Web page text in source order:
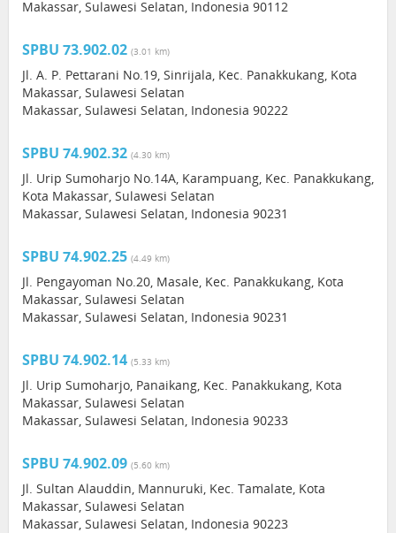
Makassar, Sulawesi Selatan, Indonesia 90112
SPBU 73.902.02 (3.01 km)
Jl. A. P. Pettarani No.19, Sinrijala, Kec. Panakkukang, Kota
Makassar, Sulawesi Selatan
Makassar, Sulawesi Selatan, Indonesia 90222
SPBU 74.902.32 (4.30 km)
Jl. Urip Sumoharjo No.14A, Karampuang, Kec. Panakkukang,
Kota Makassar, Sulawesi Selatan
Makassar, Sulawesi Selatan, Indonesia 90231
SPBU 74.902.25 (4.49 km)
Jl. Pengayoman No.20, Masale, Kec. Panakkukang, Kota
Makassar, Sulawesi Selatan
Makassar, Sulawesi Selatan, Indonesia 90231
SPBU 74.902.14 (5.33 km)
Jl. Urip Sumoharjo, Panaikang, Kec. Panakkukang, Kota
Makassar, Sulawesi Selatan
Makassar, Sulawesi Selatan, Indonesia 90233
SPBU 74.902.09 (5.60 km)
Jl. Sultan Alauddin, Mannuruki, Kec. Tamalate, Kota
Makassar, Sulawesi Selatan
Makassar, Sulawesi Selatan, Indonesia 90223